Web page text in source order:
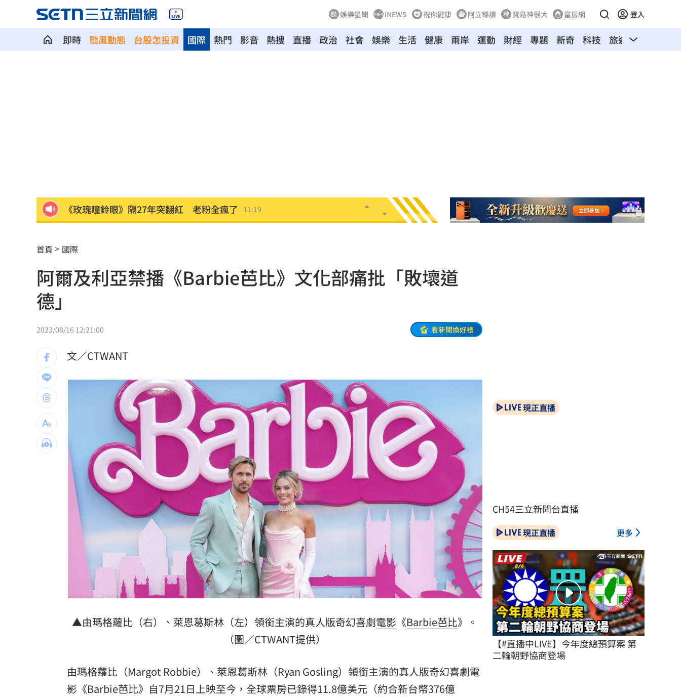
娛樂星聞 iNEWS 祝你健康 阿立導讀 寶島神很大 富房網 登入
即時 颱風動態 台股怎投資 熱門 影音 熱搜 直播 政治 社會 娛樂 生活 健康
國際 兩岸 運動 財經 專題 新奇 科技 旅遊 汽車
《玫瑰瞳鈴眼》隔27年突翻紅 老粉全瘋了 11:19
黃仁勳個資外洩 「黑夜奇俠」等12人起訴
連戰二媳動怒點名財政部 開轟：不負責任 11:15
原民抗議傅崐萁被架走 4小黨要求究責
攝影爆跳槽李多慧！Joeman憂建文離職發聲
印度男來台觀光又偷又騙…把全聯當提款機
白海豚暴風侵襲率北北基破4成！1縣市60％ 11:04
來台搭北捷偷卡盜刷！港男撈百萬準備買房
傳陸客在港投保收益需繳稅 保險股衝擊 11:02
東發號遭出征！蔣萬安：麵線油飯我都喜歡 11:02
Google傳說級工程師離職！股價應聲暴跌4% 11:01
巴紐要關台灣駐處！專家：擴大對中合作 10:58
台灣彩券開獎直播中 20:31
LIVE三立+24小時直播 15:27
市場到酒場料理！可果美蕃茄醬創無限可能 12:00
油品食安事件引關注 挑選保健食品要注意 13:00
首頁 國際
阿爾及利亞禁播《Barbie芭比》文化部痛批「敗壞道
德」
2023/08/16 12:21:00 看新聞換好禮
文／CTWANT
▲由瑪格蘿比（右）、萊恩葛斯林（左）領銜主演的真人版奇幻喜劇電影 《Barbie芭比》。
（圖／CTWANT提供）
由瑪格蘿比（Margot Robbie）、萊恩葛斯林（Ryan Gosling）領銜主演的真人版奇幻喜劇電
影《Barbie芭比》自7月21日上映至今，全球票房已錄得11.8億美元（約合新台幣376億
現正直播
CH54三立新聞台直播
現正直播 更多
【#直播中LIVE】今年度總預算案 第
二輪朝野協商登場